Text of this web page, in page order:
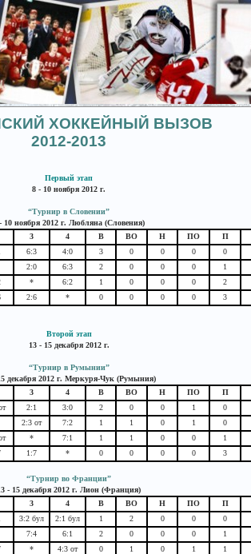
ХОККЕЙНЫЙ ВЫЗОВ
2012-2013
Первый этап
8 - 10 ноября 2012 г.
“Турнир в Словении”
10 ноября 2012 г. Любляна (Словения)
3 4 В ВО Н ПО П
6:3 4:0 3 0 0 0 0
2:0 6:3 2 0 0 0 1
* 6:2 1 0 0 0 2
2:6 * 0 0 0 0 3
Второй этап
13 - 15 декабря 2012 г.
“Турнир в Румынии”
декабря 2012 г. Меркуря-Чук (Румыния)
3 4 В ВО Н ПО П
2:1 3:0 2 0 0 1 0
2:3 от 7:2 1 1 0 1 0
* 7:1 1 1 0 0 1
1:7 * 0 0 0 0 3
“Турнир во Франции”
- 15 декабря 2012 г. Лион (Франция)
3 4 В ВО Н ПО П
3:2 бул 2:1 бул 1 2 0 0 0
7:4 6:1 2 0 0 0 1
* 4:3 от 0 1 0 1 1